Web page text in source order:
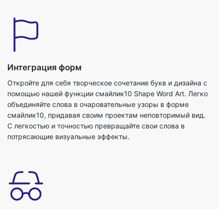
Интеграция форм
Откройте для себя творческое сочетание букв и дизайна с
помощью нашей функции смайлик10 Shape Word Art. Легко
объединяйте слова в очаровательные узоры в форме
смайлик10, придавая своим проектам неповторимый вид.
С легкостью и точностью превращайте свои слова в
потрясающие визуальные эффекты.